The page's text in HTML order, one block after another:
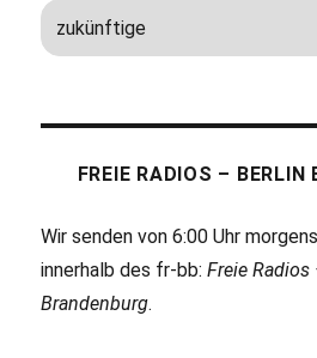
FREIE RADIOS – BERLIN
Wir senden von 6:00 Uhr
innerhalb des fr-bb:Freie Radios
Brandenburg.